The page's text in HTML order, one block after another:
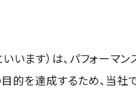
います）は、パフォー
的を達成するため、当